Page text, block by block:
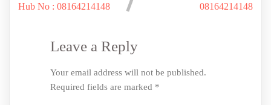
Hub No : 08164214148
08164214148
Leave a Reply
Your email address will not be published.
Required fields are marked *